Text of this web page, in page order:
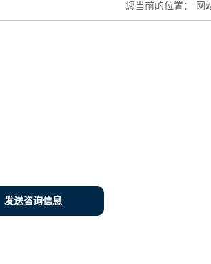
您当前的位置： 网
发送咨询信息